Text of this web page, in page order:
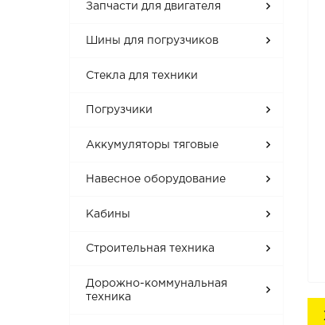
Запчасти для двигателя
Шины для погрузчиков
Стекла для техники
Погрузчики
Аккумуляторы тяговые
Навесное оборудование
Кабины
Строительная техника
Дорожно-коммунальная
техника